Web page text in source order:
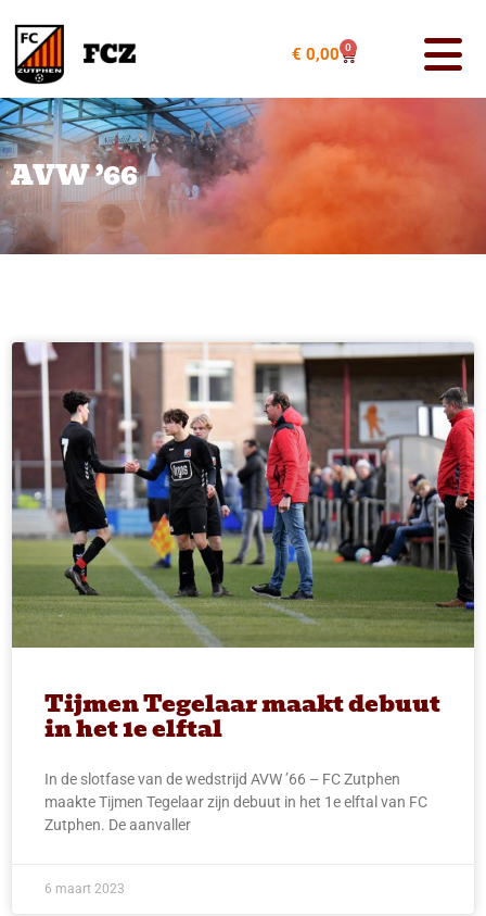
€ 0,00 0
AVW ’66
Tijmen Tegelaar maakt debuut
in het 1e elftal
In de slotfase van de wedstrijd AVW ’66 – FC Zutphen
maakte Tijmen Tegelaar zijn debuut in het 1e elftal van FC
Zutphen. De aanvaller
6 maart 2023